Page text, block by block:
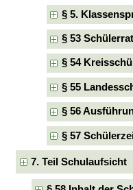
§ 5.
§ 53
§ 54
§ 55
§ 56
§ 57
7. Teil Schulaufsicht